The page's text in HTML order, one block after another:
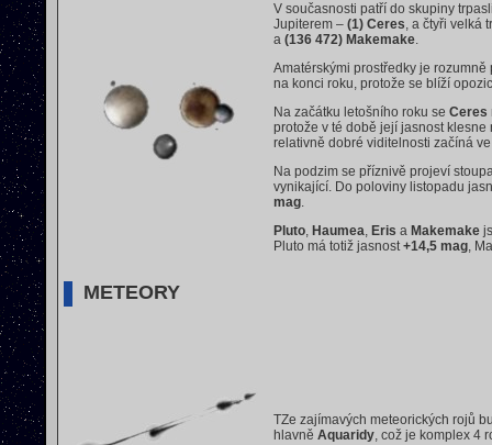
V současnosti patří do skupiny
Jupiterem – (1) Ceres, a čtyři velká
a (136 472) Makemake.
Amatérskými prostředky je
na konci roku, protože se blíží
Na začátku letošního roku se Ceres
protože v té době její jasnost klesne
relativně dobré viditelnosti začíná
Na podzim se příznivě projeví
vynikající. Do poloviny listopadu
mag.
Pluto, Haumea, Eris a Makemake
Pluto má totiž jasnost+14,5 mag,
METEORY
TZe zajímavých meteorických rojů
hlavně Aquaridy, což je komplex 4